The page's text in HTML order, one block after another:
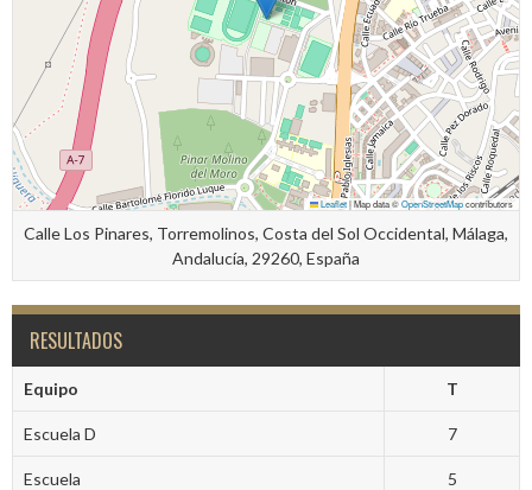
Leaflet|Map data ©OpenStreetMapcontributors
Calle Los Pinares, Torremolinos, Costa del Sol Occidental, Málaga,
Andalucía, 29260, España
RESULTADOS
Equipo T
Escuela D 7
Escuela 5